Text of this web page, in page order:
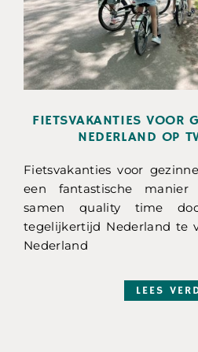
FIETSVAKANTIES VOOR
NEDERLAND OP
Fietsvakanties voor
een fantastische
samen quality time
tegelijkertijd Nederland te
Nederland
LEES